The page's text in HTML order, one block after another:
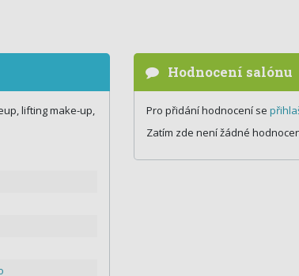
lifting make-up,
Hodnocení salónu
Pro přidání hodnocení se
Zatím zde není žádné